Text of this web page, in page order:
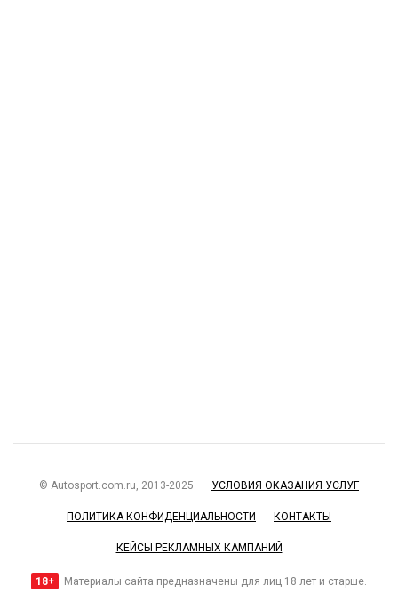
© Autosport.com.ru, 2013-2025 УСЛОВИЯ ОКАЗАНИЯ УСЛУГ
ПОЛИТИКА КОНФИДЕНЦИАЛЬНОСТИ КОНТАКТЫ
КЕЙСЫ РЕКЛАМНЫХ КАМПАНИЙ
18+ Материалы сайта предназначены для лиц 18 лет и старше.